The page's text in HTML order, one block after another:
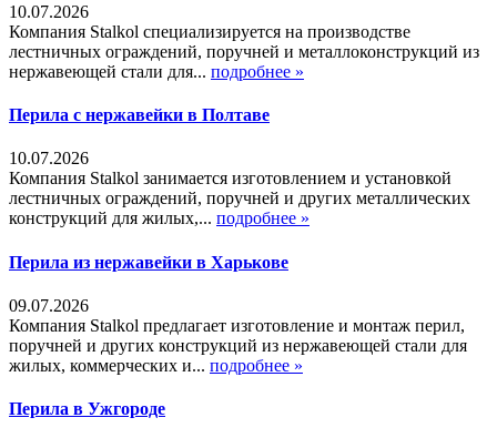
10.07.2026
Компания Stalkol специализируется на производстве
лестничных ограждений, поручней и металлоконструкций из
нержавеющей стали для... подробнее »
Перила с нержавейки в Полтаве
10.07.2026
Компания Stalkol занимается изготовлением и установкой
лестничных ограждений, поручней и других металлических
конструкций для жилых,... подробнее »
Перила из нержавейки в Харькове
09.07.2026
Компания Stalkol предлагает изготовление и монтаж перил,
поручней и других конструкций из нержавеющей стали для
жилых, коммерческих и... подробнее »
Перила в Ужгороде